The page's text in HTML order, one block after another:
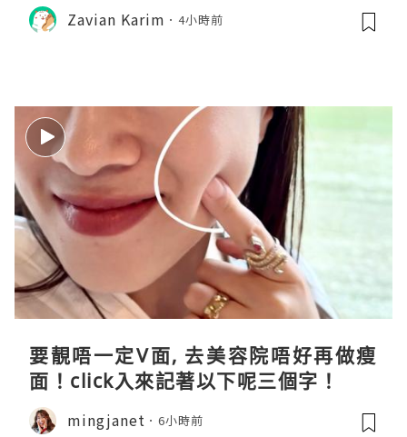
Zavian Karim 4小時前
要靚唔一定V面, 去美容院唔好再做瘦
面！click入來記著以下呢三個字！
mingjanet 6小時前